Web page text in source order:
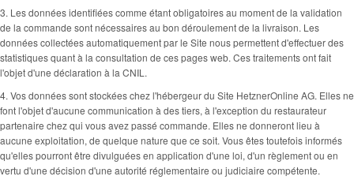
3. Les données identifiées comme étant obligatoires au moment de la validation
de la commande sont nécessaires au bon déroulement de la livraison. Les
données collectées automatiquement par le Site nous permettent d'effectuer des
statistiques quant à la consultation de ces pages web. Ces traitements ont fait
l'objet d'une déclaration à la CNIL.
4. Vos données sont stockées chez l'hébergeur du Site HetznerOnline AG. Elles ne
font l'objet d'aucune communication à des tiers, à l'exception du restaurateur
partenaire chez qui vous avez passé commande. Elles ne donneront lieu à
aucune exploitation, de quelque nature que ce soit. Vous êtes toutefois informés
qu'elles pourront être divulguées en application d'une loi, d'un règlement ou en
vertu d'une décision d'une autorité réglementaire ou judiciaire compétente.